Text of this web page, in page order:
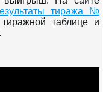
тиража №
таблице и